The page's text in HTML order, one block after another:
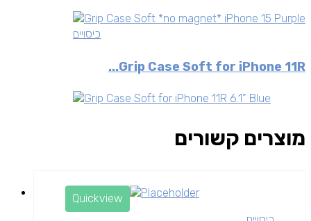
כיסויים
Grip Case Soft for iPhone 11R...
מוצרים קשורים
Quickview